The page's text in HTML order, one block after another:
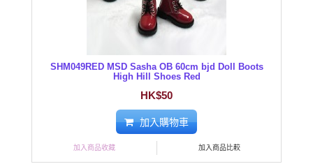
SHM049RED MSD Sasha OB 60cm bjd Doll Boots
High Hill Shoes Red
HK$50
加入購物車
加入商品收藏 加入商品比較